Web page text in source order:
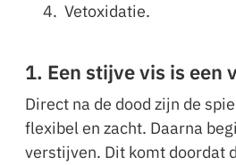
Vetoxidatie.
1. Een stijve vis is een
Direct na de dood zijn de
flexibel en zacht. Daarna
verstijven. Dit komt doordat